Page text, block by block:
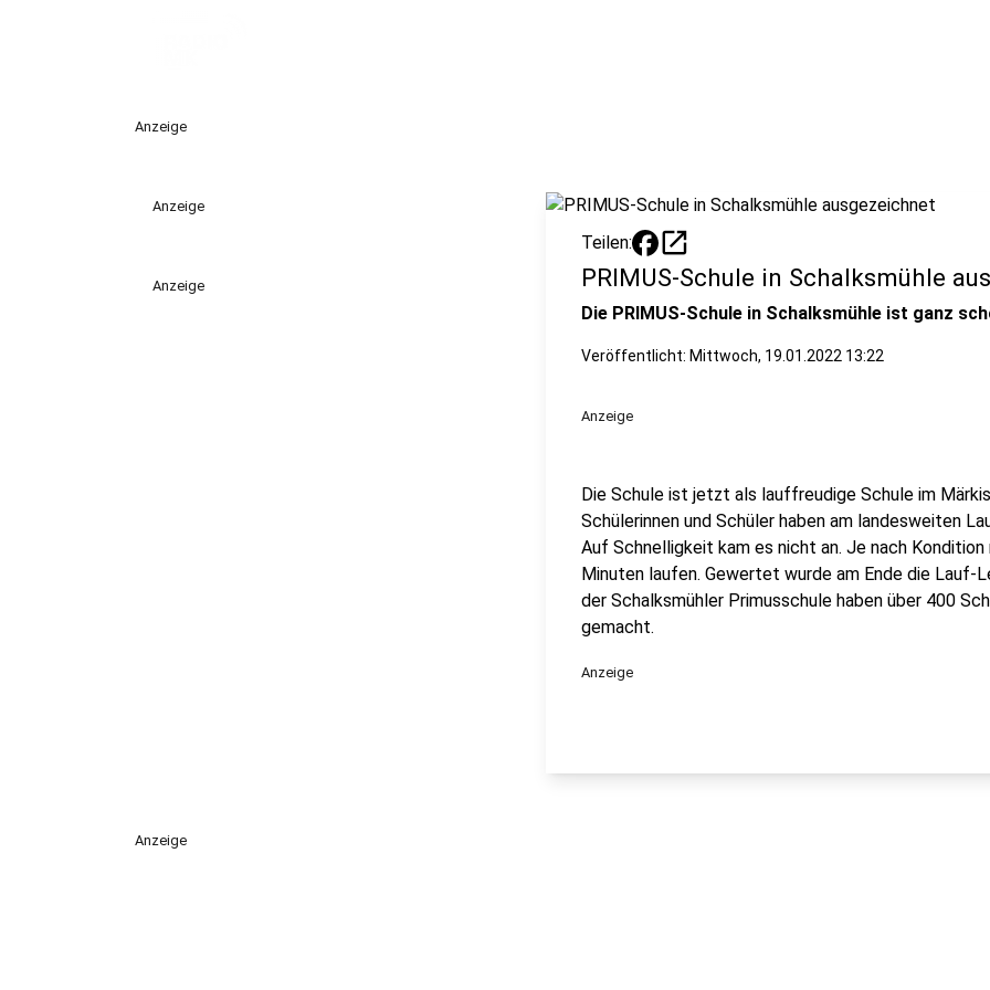
Anzeige
Anzeige
Anzeige
Teilen: open_in_new
PRIMUS-Schule in Schalksmühle
Die PRIMUS-Schule in Schalksmühle ist ganz
Veröffentlicht: Mittwoch, 19.01.2022 13:22
Anzeige
Die Schule ist jetzt als lauffreudige Schule im
Schülerinnen und Schüler haben am landesweiten
Auf Schnelligkeit kam es nicht an. Je nach
Minuten laufen. Gewertet wurde am Ende die Lauf-
der Schalksmühler Primusschule haben über 400
gemacht.
Anzeige
Anzeige